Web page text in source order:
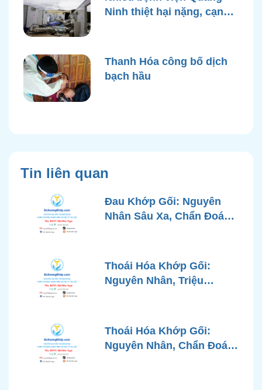
Ninh thiệt hại nặng, cạn
Thanh Hóa công bố dịch
bạch hầu
Tin liên quan
Đau Khớp Gối: Nguyên
Nhân Sâu Xa, Chẩn Đoán
Góc Nhìn Bác Sĩ Xương
Khớp
Thoái Hóa Khớp Gối:
Nguyên Nhân, Triệu
Chuẩn Y Khoa
Thoái Hóa Khớp Gối:
Nguyên Nhân, Chẩn Đoán